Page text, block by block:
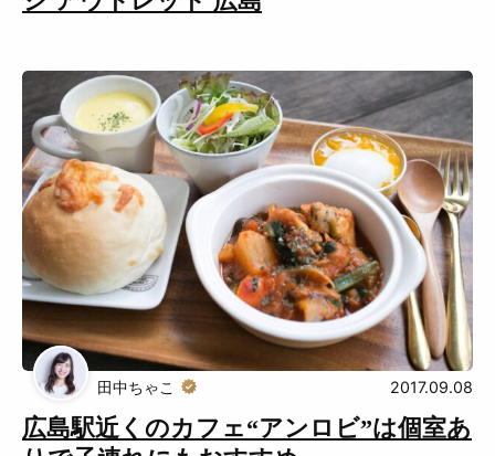
広島駅近くのカフェ“アンロビ”は個室あ
田中ちゃこ 2017.09.08